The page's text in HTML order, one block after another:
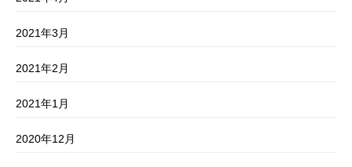
2021年3月
2021年2月
2021年1月
2020年12月